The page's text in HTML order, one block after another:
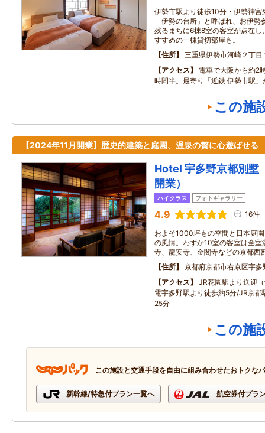
伊勢市駅より徒歩10分・伊勢神
「伊勢の台所」と呼ばれ、お伊
残るまちに6棟8室の客室が点在
すすめの一棟貸切部屋も。
住所
三重県伊勢市河崎２丁目
アクセス
電車で大阪から約2
時間半。最寄り「近鉄 伊勢市駅
この施
【2024年11月開業】歴史的建築と庭園、温泉の贅に心遊ばせる
Hotel 宇多野京都別墅
開業）
ハイクラス フォトギャラリー
4.9 16件
およそ1000坪もの空間と日本庭
の風情。わずか10室の客室は全
寺、龍安寺、金閣寺などの京都西
住所
京都府京都市右京区宇
アクセス
JR花園駅より送迎
電宇多野駅より徒歩約5分/JR京都
25分
この施
この施設と交通手段を自由に組み合わせたおトクな
新幹線/特急付プラン一覧へ 航空券付プラ